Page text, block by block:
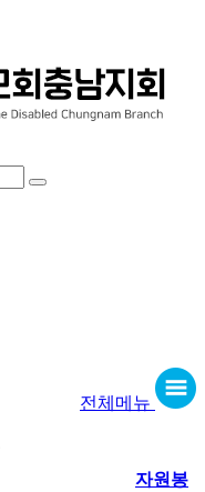
전체메뉴
자원봉